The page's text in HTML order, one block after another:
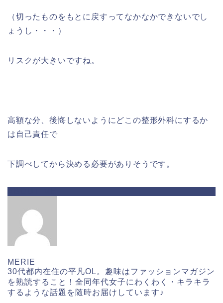
（切ったものをもとに戻すってなかなかできないでし
ょうし・・・）
リスクが大きいですね。
高額な分、後悔しないようにどこの整形外科にするか
は自己責任で
下調べしてから決める必要がありそうです。
MERIE
30代都内在住の平凡OL。趣味はファッションマガジン
を熟読すること！全同年代女子にわくわく・キラキラ
するような話題を随時お届けしています♪